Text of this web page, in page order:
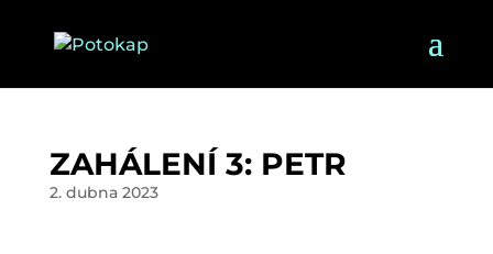
ZAHÁLENÍ 3: PETR
2. dubna 2023